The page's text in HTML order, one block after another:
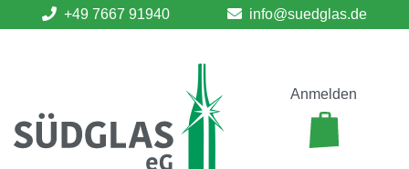
+49 7667 91940 info@suedglas.de
Anmelden